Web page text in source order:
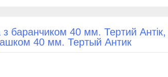
з баранчиком 40 мм. Тертий
40 мм. Тертый Антик